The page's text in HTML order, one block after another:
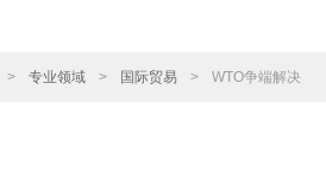
> 专业领域 > 国际贸易 > WTO争端解决